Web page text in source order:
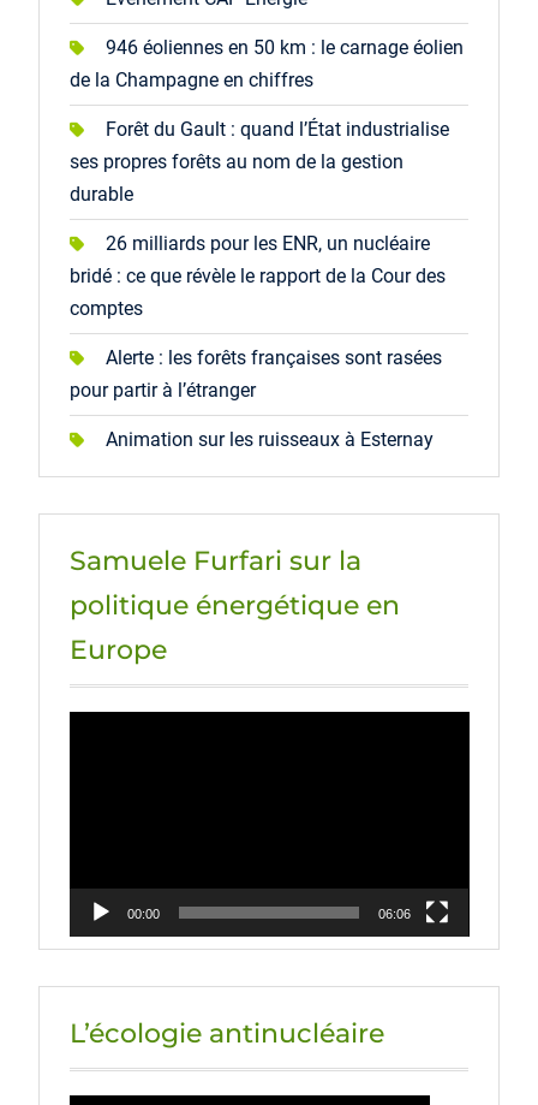
946 éoliennes en 50 km : le carnage éolien
de la Champagne en chiffres
Forêt du Gault : quand l’État industrialise
ses propres forêts au nom de la gestion
durable
26 milliards pour les ENR, un nucléaire
bridé : ce que révèle le rapport de la Cour des
comptes
Alerte : les forêts françaises sont rasées
pour partir à l’étranger
Animation sur les ruisseaux à Esternay
Samuele Furfari sur la
politique énergétique en
Europe
00:00 06:06
L’écologie antinucléaire